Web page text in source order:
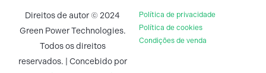
i
-
f
Direitos de autor © 2024
Green Power Technologies.
Todos os direitos
reservados. | Concebido por
Política de privacidade
Política de cookies
Condições de venda